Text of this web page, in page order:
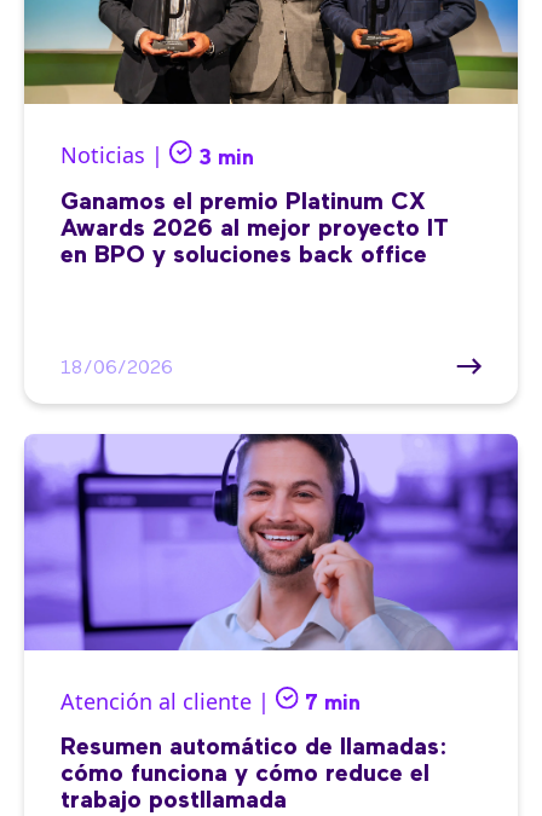
Noticias | 3 min
Ganamos el premio Platinum CX
Awards 2026 al mejor proyecto IT
en BPO y soluciones back office
18/06/2026
Atención al cliente | 7 min
Resumen automático de llamadas:
cómo funciona y cómo reduce el
trabajo postllamada